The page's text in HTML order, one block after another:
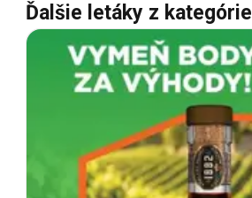
Ďalšie letáky z kategórie